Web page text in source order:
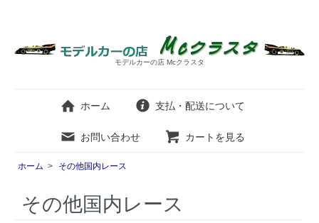
モデルカーの店 Mcクラスタ
ホーム 支払・配送について
お問い合わせ カートを見る
ホーム > その他国内レース
その他国内レース